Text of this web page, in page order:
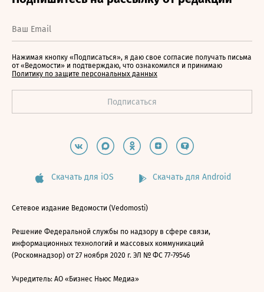
Нажимая кнопку «Подписаться», я даю свое согласие получать письма
от «Ведомости» и подтверждаю, что ознакомился и принимаю
Политику по защите персональных данных
Скачать для iOS Скачать для Android
Сетевое издание Ведомости (Vedomosti)
Решение Федеральной службы по надзору в сфере связи,
информационных технологий и массовых коммуникаций
(Роскомнадзор) от 27 ноября 2020 г. ЭЛ № ФС 77-79546
Учредитель: АО «Бизнес Ньюс Медиа»